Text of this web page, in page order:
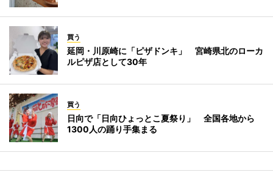
買う
延岡・川原崎に「ピザドンキ」 宮崎県北のローカ
ルピザ店として30年
買う
日向で「日向ひょっとこ夏祭り」 全国各地から
1300人の踊り手集まる